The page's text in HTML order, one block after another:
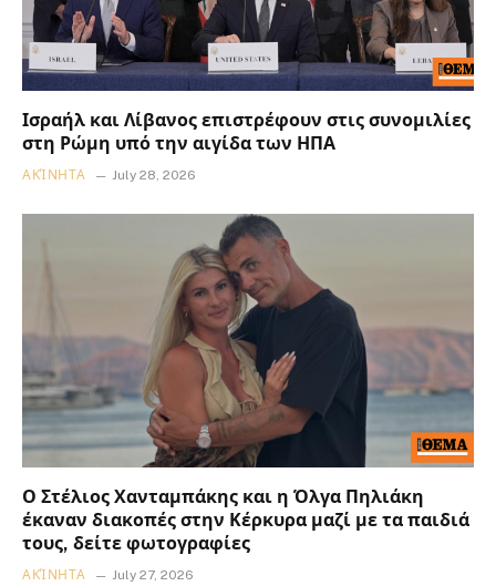
Ισραήλ και Λίβανος επιστρέφουν στις συνομιλίες
στη Ρώμη υπό την αιγίδα των ΗΠΑ
ΑΚΊΝΗΤΑ July 28, 2026
Ο Στέλιος Χανταμπάκης και η Όλγα Πηλιάκη
έκαναν διακοπές στην Κέρκυρα μαζί με τα παιδιά
τους, δείτε φωτογραφίες
ΑΚΊΝΗΤΑ July 27, 2026